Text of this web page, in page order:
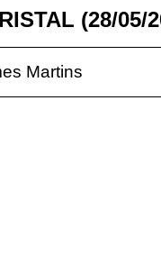
(28/05/
Martins